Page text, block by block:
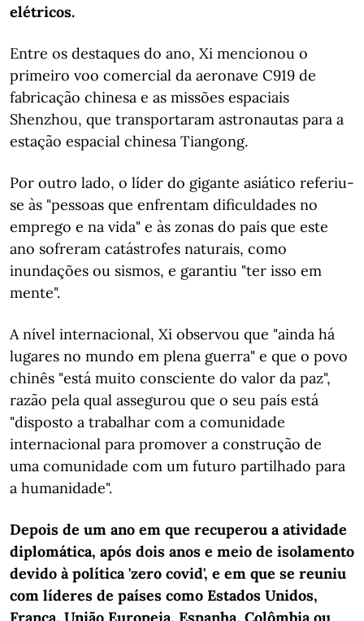
elétricos.
Entre os destaques do ano, Xi mencionou o
primeiro voo comercial da aeronave C919 de
fabricação chinesa e as missões espaciais
Shenzhou, que transportaram astronautas para a
estação espacial chinesa Tiangong.
Por outro lado, o líder do gigante asiático referiu-
se às "pessoas que enfrentam dificuldades no
emprego e na vida" e às zonas do país que este
ano sofreram catástrofes naturais, como
inundações ou sismos, e garantiu "ter isso em
mente".
A nível internacional, Xi observou que "ainda há
lugares no mundo em plena guerra" e que o povo
chinês "está muito consciente do valor da paz",
razão pela qual assegurou que o seu país está
"disposto a trabalhar com a comunidade
internacional para promover a construção de
uma comunidade com um futuro partilhado para
a humanidade".
Depois de um ano em que recuperou a atividade
diplomática, após dois anos e meio de isolamento
devido à política 'zero covid', e em que se reuniu
com líderes de países como Estados Unidos,